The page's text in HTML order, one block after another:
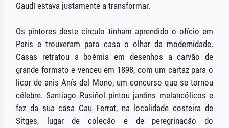
Gaudí estava justamente a transformar.
Os pintores deste círculo tinham aprendido o ofício em
Paris e trouxeram para casa o olhar da modernidade.
Casas retratou a boémia em desenhos a carvão de
grande formato e venceu em 1898, com um cartaz para o
licor de anis Anís del Mono, um concurso que se tornou
célebre. Santiago Rusiñol pintou jardins melancólicos e
fez da sua casa Cau Ferrat, na localidade costeira de
Sitges, lugar de coleção e de peregrinação do